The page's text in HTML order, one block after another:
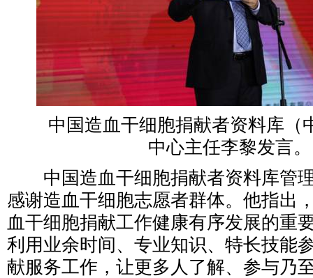
中国造血干细胞捐献者资料库（
中心主任李黎发言。
中国造血干细胞捐献者资料库管
感谢造血干细胞志愿者群体。他指出
血干细胞捐献工作健康有序发展的重
利用业余时间、专业知识、特长技能
献服务工作，让更多人了解、参与乃